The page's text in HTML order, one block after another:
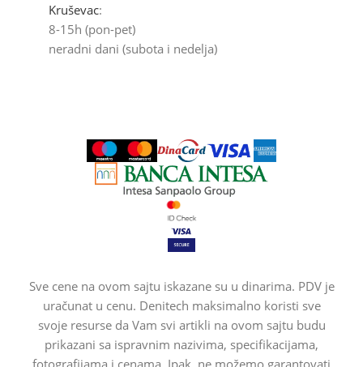
Kruševac:
8-15h (pon-pet)
neradni dani (subota i nedelja)
Sve cene na ovom sajtu iskazane su u dinarima. PDV je
uračunat u cenu. Denitech maksimalno koristi sve
svoje resurse da Vam svi artikli na ovom sajtu budu
prikazani sa ispravnim nazivima, specifikacijama,
fotografijama i cenama. Ipak, ne možemo garantovati